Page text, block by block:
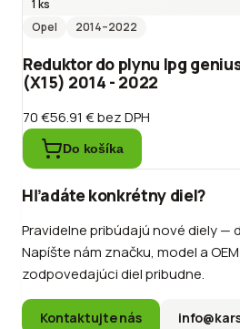
1 ks
Opel
2014–2022
Reduktor do plynu lpg
(X15) 2014 - 2022
70 €56.91 €bez DPH
Do košíka
Hľadáte konkrétny diel?
Pravidelne pribúdajú nové diely —
Napíšte nám značku, model a
zodpovedajúci diel pribudne.
Kontaktujte nás